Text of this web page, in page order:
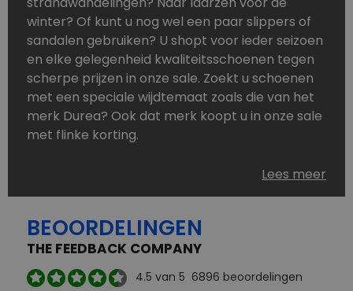
winter? Of kunt u nog wel een paar slippers of
sandalen gebruiken? U shopt voor ieder seizoen
en elke gelegenheid kwaliteitsschoenen tegen
scherpe prijzen in onze sale. Zoekt u schoenen
met een speciale wijdtemaat zoals die van het
merk Durea? Ook dat merk koopt u in onze sale
met flinke korting.
Schoenen heeft u nooit genoeg. Goedkope
schoenen, maar dus wel van topmerken,
aanbod is zo compleet dat u altijd wel een
passend paar vindt.
Welke schoenmerken vindt u in onze online
Lees meer
BEOORDELINGEN
THE FEEDBACK COMPANY
4.5 van 5 6896 beoordelingen